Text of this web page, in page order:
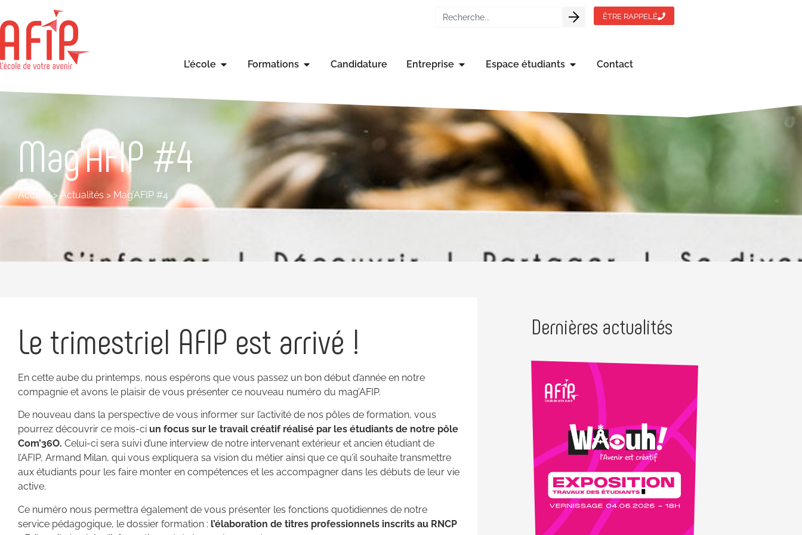
ÊTRE RAPPELÉ
L'école Formations Candidature Entreprise Espace étudiants Contact
Mag’AFIP #4
Accueil>Actualités > Mag’AFIP #4
Le trimestriel AFIP est arrivé !
En cette aube du printemps, nous espérons que vous passez un bon début d’année en notre
compagnie et avons le plaisir de vous présenter ce nouveau numéro du mag’AFIP.
De nouveau dans la perspective de vous informer sur l’activité de nos pôles de formation, vous
pourrez découvrir ce mois-ci un focus sur le travail créatif réalisé par les étudiants de notre pôle
Com’36O. Celui-ci sera suivi d’une interview de notre intervenant extérieur et ancien étudiant de
l’AFIP, Armand Milan, qui vous expliquera sa vision du métier ainsi que ce qu’il souhaite transmettre
aux étudiants pour les faire monter en compétences et les accompagner dans les débuts de leur vie
active.
Ce numéro nous permettra également de vous présenter les fonctions quotidiennes de notre
service pédagogique, le dossier formation : l’élaboration de titres professionnels inscrits au RNCP
Dernières actualités
Nouveaux Ateliers de
Un lieu d’expérimentation